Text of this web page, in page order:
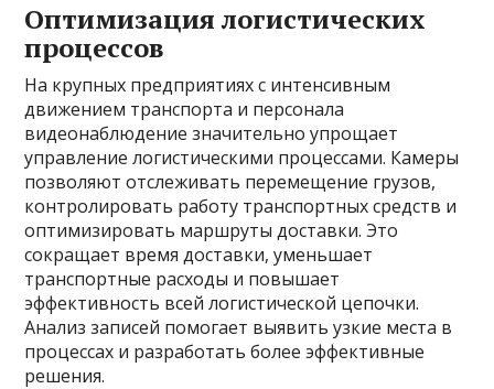
Оптимизация логистических
процессов
На крупных предприятиях с интенсивным
движением транспорта и персонала
видеонаблюдение значительно упрощает
управление логистическими процессами. Камеры
позволяют отслеживать перемещение грузов,
контролировать работу транспортных средств и
оптимизировать маршруты доставки. Это
сокращает время доставки, уменьшает
транспортные расходы и повышает
эффективность всей логистической цепочки.
Анализ записей помогает выявить узкие места в
процессах и разработать более эффективные
решения.